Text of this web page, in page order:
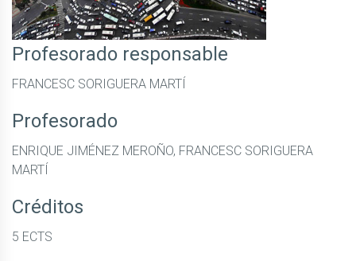
Profesorado responsable
FRANCESC SORIGUERA MARTÍ
Profesorado
ENRIQUE JIMÉNEZ MEROÑO, FRANCESC SORIGUERA
MARTÍ
Créditos
5 ECTS